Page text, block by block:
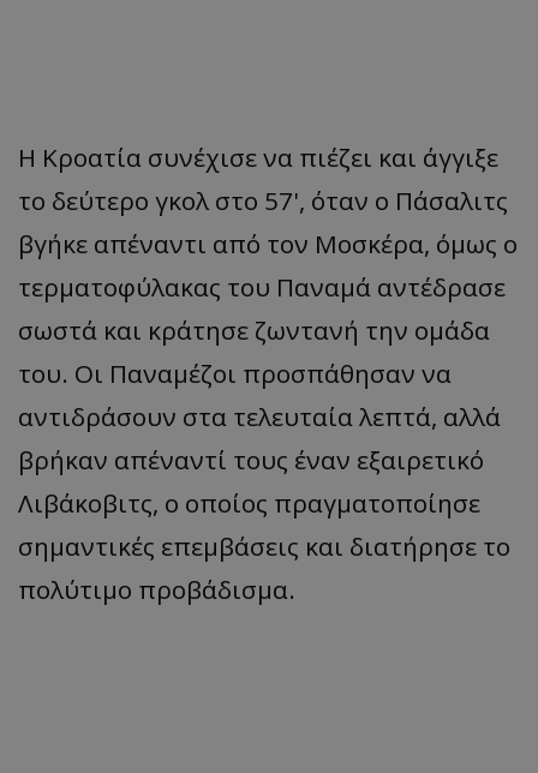
Η Κροατία συνέχισε να πιέζει και άγγιξε
το δεύτερο γκολ στο 57', όταν ο Πάσαλιτς
βγήκε απέναντι από τον Μοσκέρα, όμως ο
τερματοφύλακας του Παναμά αντέδρασε
σωστά και κράτησε ζωντανή την ομάδα
του. Οι Παναμέζοι προσπάθησαν να
αντιδράσουν στα τελευταία λεπτά, αλλά
βρήκαν απέναντί τους έναν εξαιρετικό
Λιβάκοβιτς, ο οποίος πραγματοποίησε
σημαντικές επεμβάσεις και διατήρησε το
πολύτιμο προβάδισμα.